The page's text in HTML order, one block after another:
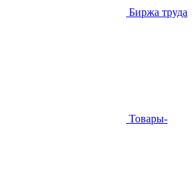
Биржа труда
Товары-